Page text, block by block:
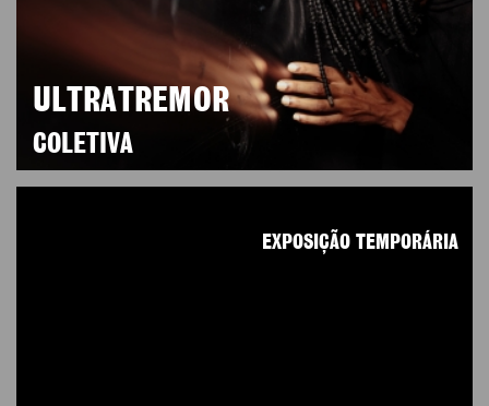
ULTRATREMOR
COLETIVA
EXPOSIÇÃO TEMPORÁRIA